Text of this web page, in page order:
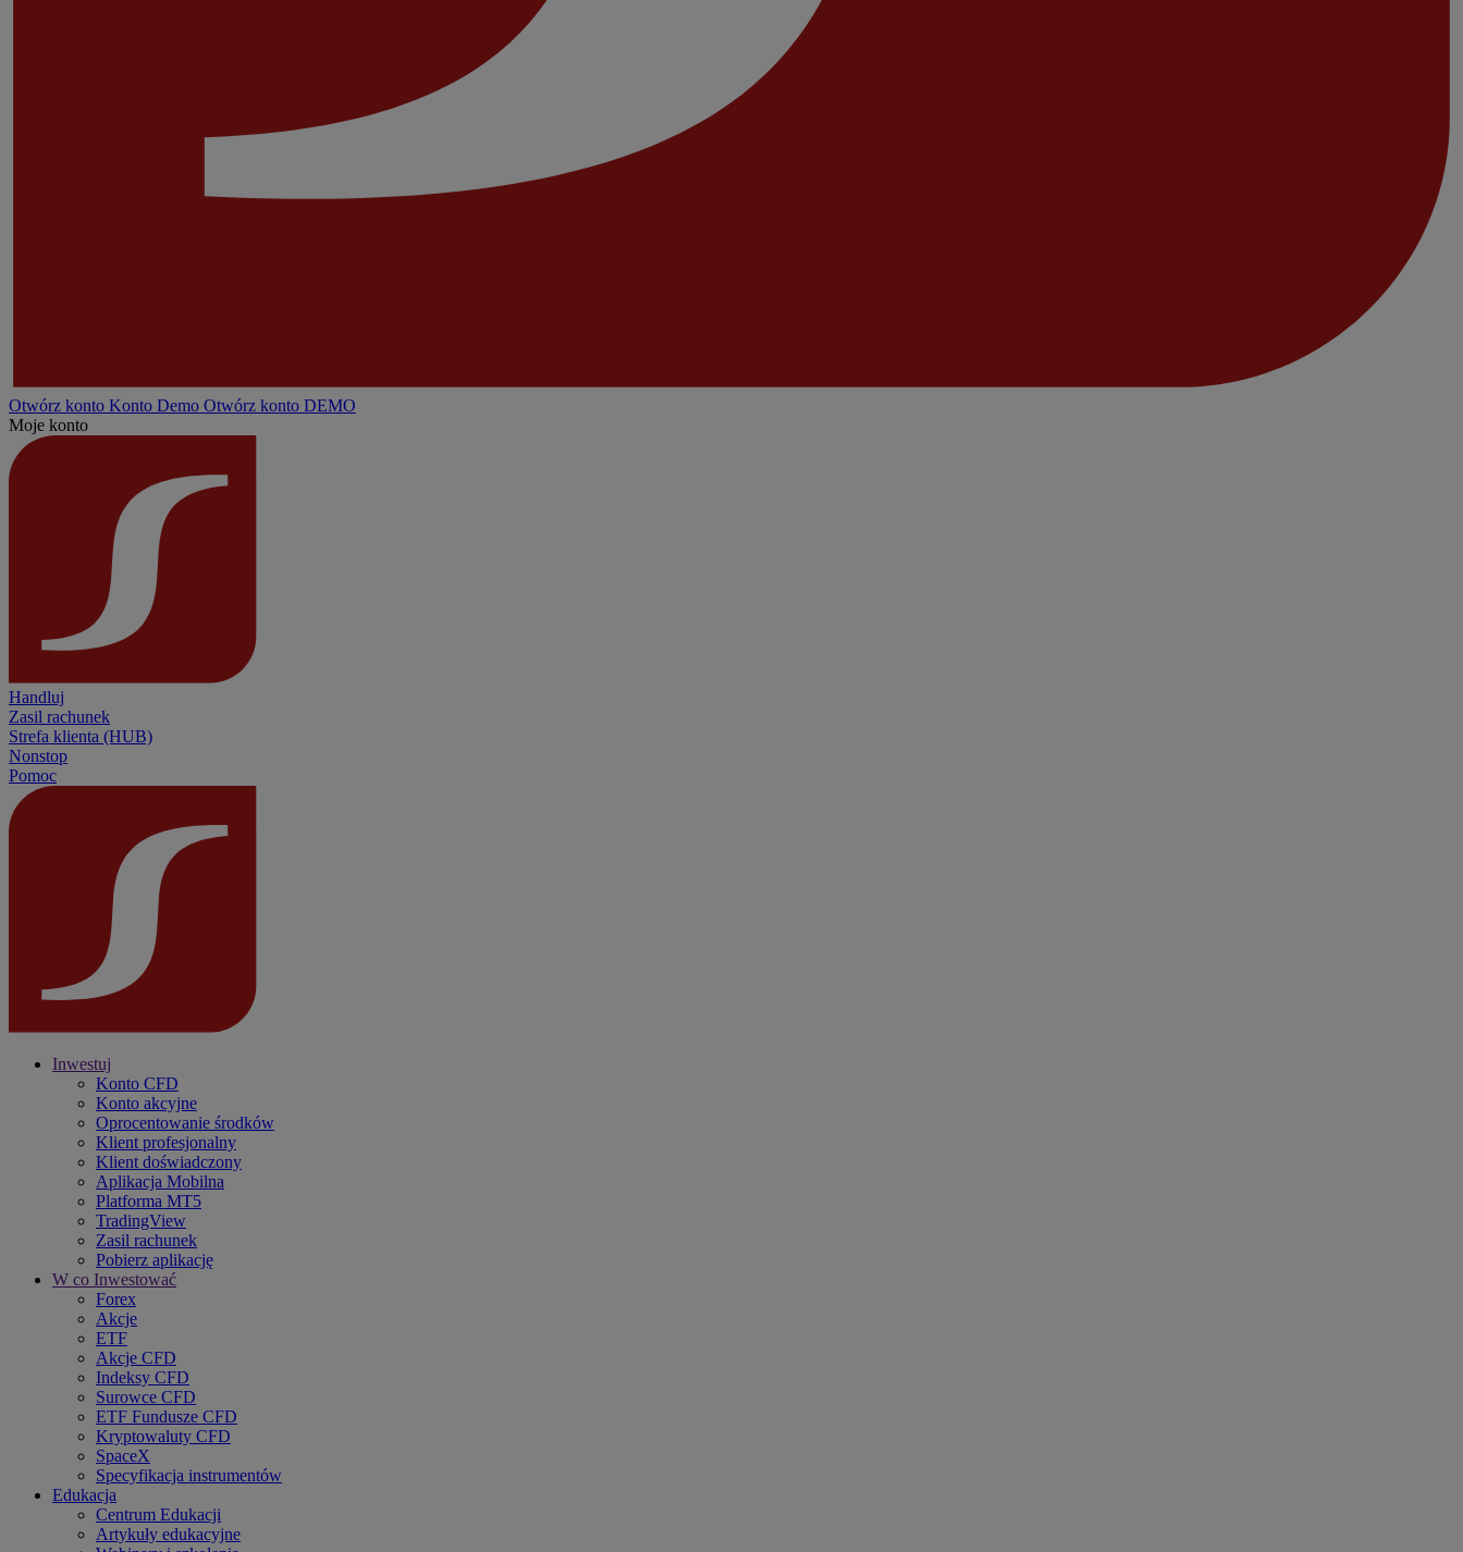
Otwórz konto Konto Demo Otwórz konto DEMO
Moje konto
Handluj
Zasil rachunek
Strefa klienta (HUB)
Nonstop
Pomoc
Inwestuj
Konto CFD
Konto akcyjne
Oprocentowanie środków
Klient profesjonalny
Klient doświadczony
Aplikacja Mobilna
Platforma MT5
TradingView
Zasil rachunek
Pobierz aplikację
W co Inwestować
Forex
Akcje
ETF
Akcje CFD
Indeksy CFD
Surowce CFD
ETF Fundusze CFD
Kryptowaluty CFD
SpaceX
Specyfikacja instrumentów
Edukacja
Centrum Edukacji
Artykuły edukacyjne